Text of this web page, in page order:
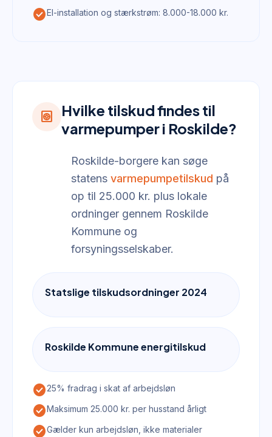
check_circleEl-installation og stærkstrøm: 8.000-18.000 kr.
heat_pump
Hvilke tilskud findes til
varmepumper i Roskilde?
Roskilde-borgere kan søge
statens varmepumpetilskud på
op til 25.000 kr. plus lokale
ordninger gennem Roskilde
Kommune og
forsyningsselskaber.
Statslige tilskudsordninger 2024
Roskilde Kommune energitilskud
check_circle25% fradrag i skat af arbejdsløn
check_circleMaksimum 25.000 kr. per husstand årligt
check_circleGælder kun arbejdsløn, ikke materialer